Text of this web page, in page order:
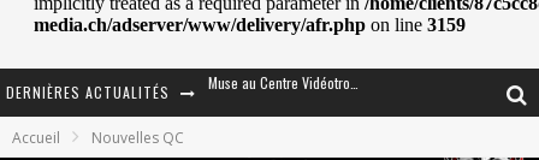
DERNIÈRES ACTUALITÉS Journey et Toto au Centre Bell
Accueil Nouvelles QC